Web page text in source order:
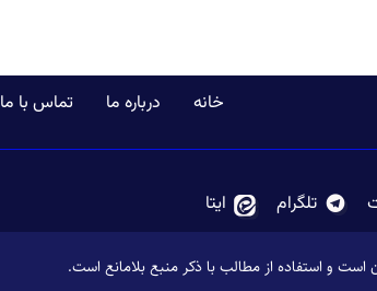
خانه درباره ما تماس با ما
تلگرام ایتا
و استفاده از مطالب با ذکر منبع بلامانع است.